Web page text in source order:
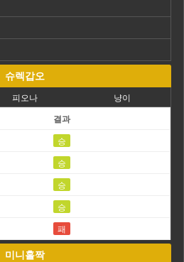
슈렉갑오
피오나 냥이
결과
승
승
승
승
패
미니홀짝